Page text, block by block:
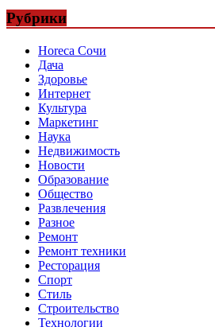
Рубрики
Horeca Сочи
Дача
Здоровье
Интернет
Культура
Маркетинг
Наука
Недвижимость
Новости
Образование
Общество
Развлечения
Разное
Ремонт
Ремонт техники
Ресторация
Спорт
Стиль
Строительство
Технологии